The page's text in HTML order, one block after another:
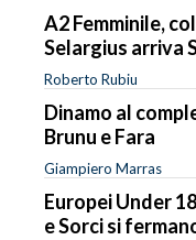
A2 Femminile,
Selargius arriva
Roberto Rubiu
Dinamo al
Brunu e Fara
Giampiero Marras
Europei Under
e Sorci si